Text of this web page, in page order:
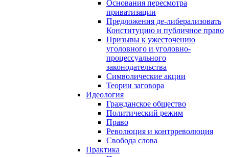
Основания пересмотра
приватизации
Предложения де-либерализовать
Конституцию и публичное право
Призывы к ужесточению
уголовного и уголовно-
процессуального
законодательства
Символические акции
Теории заговора
Идеология
Гражданское общество
Политический режим
Право
Революция и контрреволюция
Свобода слова
Практика